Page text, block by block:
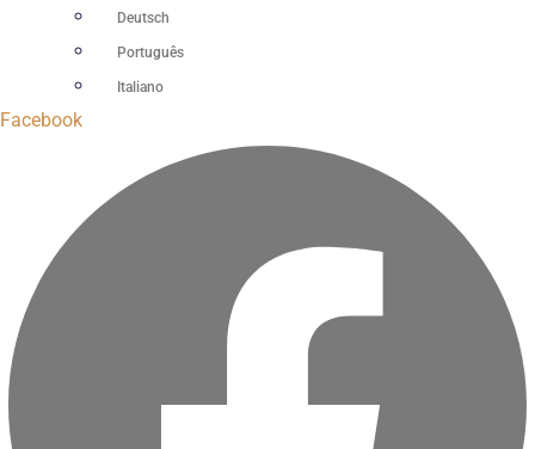
Deutsch
Português
Italiano
Facebook